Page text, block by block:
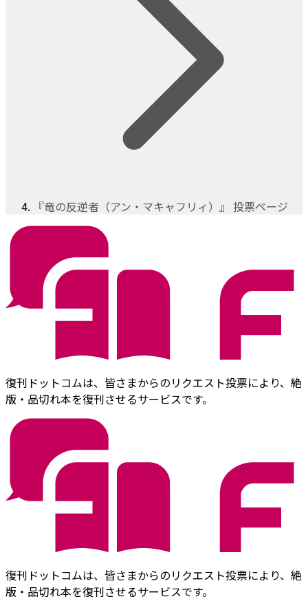
『竜の反逆者（アン・マキャフリィ）』 投票ページ
復刊ドットコムは、皆さまからのリクエスト投票により、絶
版・品切れ本を復刊させるサービスです。
復刊ドットコムは、皆さまからのリクエスト投票により、絶
版・品切れ本を復刊させるサービスです。